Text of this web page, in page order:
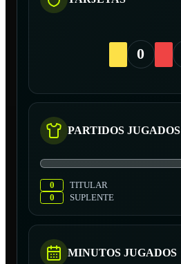
0
PARTIDOS JUGADOS
0
TITULAR
0
SUPLENTE
MINUTOS JUGADOS